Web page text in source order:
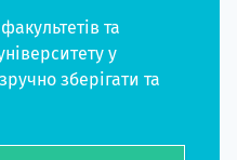
та
у
зберігати та